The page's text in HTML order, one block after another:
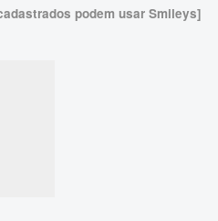
podem usar Smileys]